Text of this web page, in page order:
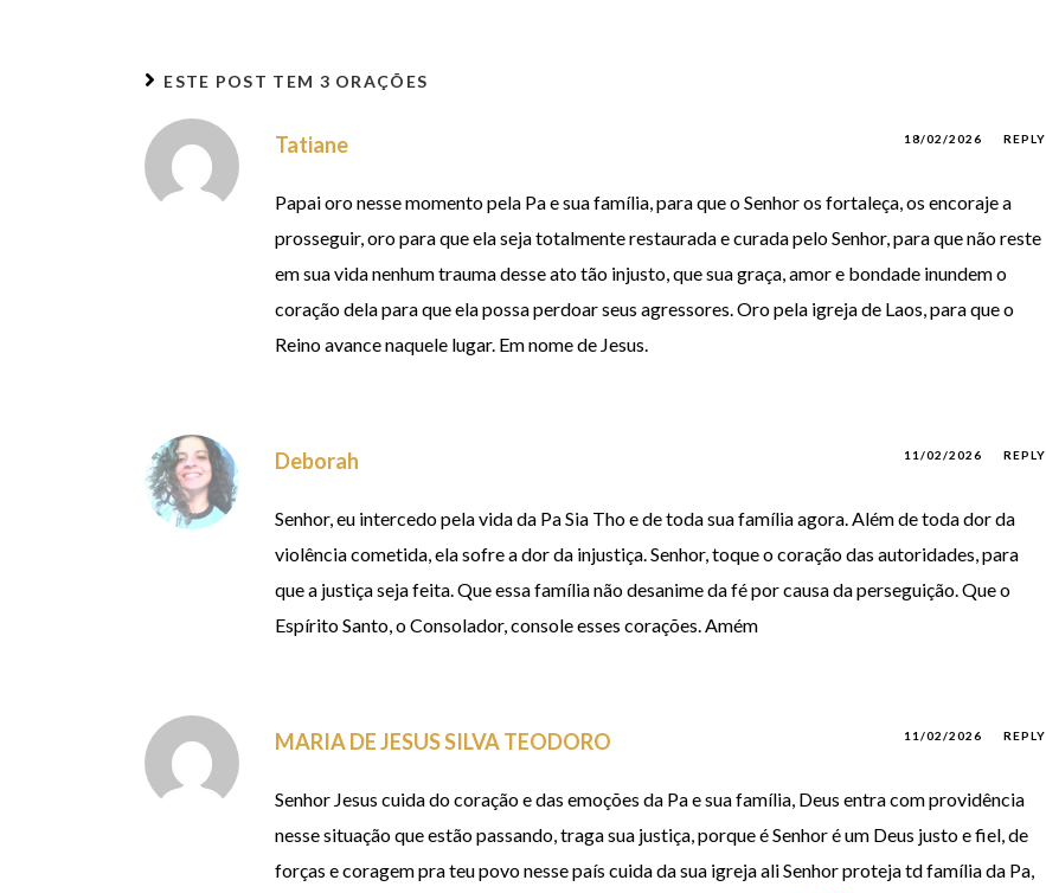
ESTE POST TEM 3 ORAÇÕES
Tatiane 18/02/2026 REPLY
Papai oro nesse momento pela Pa e sua família, para que o Senhor os fortaleça, os encoraje a
prosseguir, oro para que ela seja totalmente restaurada e curada pelo Senhor, para que não reste
em sua vida nenhum trauma desse ato tão injusto, que sua graça, amor e bondade inundem o
coração dela para que ela possa perdoar seus agressores. Oro pela igreja de Laos, para que o
Reino avance naquele lugar. Em nome de Jesus.
Deborah 11/02/2026 REPLY
Senhor, eu intercedo pela vida da Pa Sia Tho e de toda sua família agora. Além de toda dor da
violência cometida, ela sofre a dor da injustiça. Senhor, toque o coração das autoridades, para
que a justiça seja feita. Que essa família não desanime da fé por causa da perseguição. Que o
Espírito Santo, o Consolador, console esses corações. Amém
MARIA DE JESUS SILVA TEODORO 11/02/2026 REPLY
Senhor Jesus cuida do coração e das emoções da Pa e sua família, Deus entra com providência
nesse situação que estão passando, traga sua justiça, porque é Senhor é um Deus justo e fiel, de
forças e coragem pra teu povo nesse país cuida da sua igreja ali Senhor proteja td família da Pa,